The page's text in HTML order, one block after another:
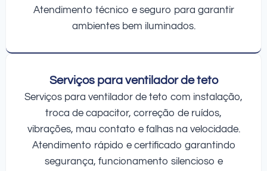
Atendimento técnico e seguro para garantir
ambientes bem iluminados.
Serviços para ventilador de teto
Serviços para ventilador de teto com instalação,
troca de capacitor, correção de ruídos,
vibrações, mau contato e falhas na velocidade.
Atendimento rápido e certificado garantindo
segurança, funcionamento silencioso e